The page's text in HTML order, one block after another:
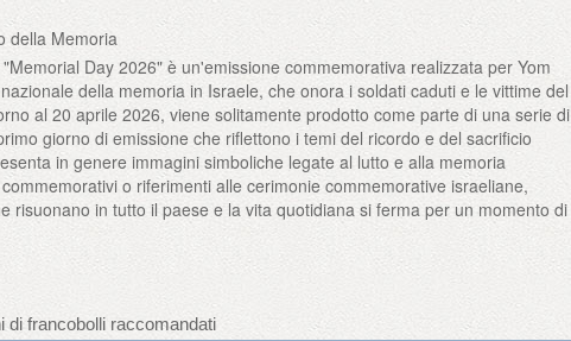
della Memoria
Day 2026" è un'emissione commemorativa realizzata per Yom
della memoria in Israele, che onora i soldati caduti e le vittime del
al 20 aprile 2026, viene solitamente prodotto come parte di una serie di
giorno di emissione che riflettono i temi del ricordo e del sacrificio
in genere immagini simboliche legate al lutto e alla memoria
o riferimenti alle cerimonie commemorative israeliane,
risuonano in tutto il paese e la vita quotidiana si ferma per un momento di
di francobolli raccomandati